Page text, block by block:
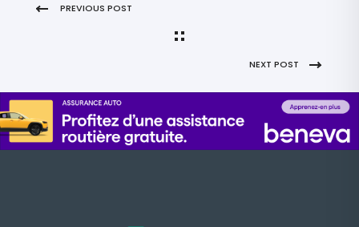
PREVIOUS POST
NEXT POST